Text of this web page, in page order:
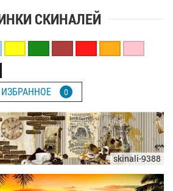
СКИНАЛЕЙ
ИЗБРАННОЕ 0
skinali-9388